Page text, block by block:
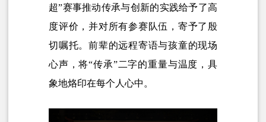
超”赛事推动传承与创新的实践给予了高
度评价，并对所有参赛队伍，寄予了殷
切嘱托。前辈的远程寄语与孩童的现场
心声，将“传承”二字的重量与温度，具
象地烙印在每个人心中。